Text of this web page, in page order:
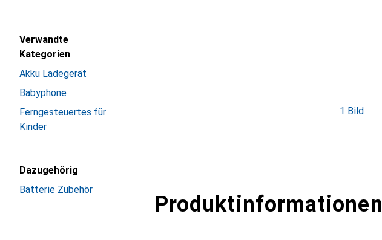
Verwandte
Kategorien
Akku Ladegerät
Babyphone
Ferngesteuertes für
Kinder
Dazugehörig
Batterie Zubehör
1 Bild
Produktinformationen